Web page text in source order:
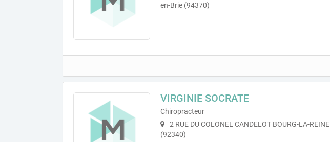
en-Brie (94370)
VIRGINIE SOCRATE
Chiropracteur
2 RUE DU COLONEL CANDELOT BOURG-LA-REINE
(92340)